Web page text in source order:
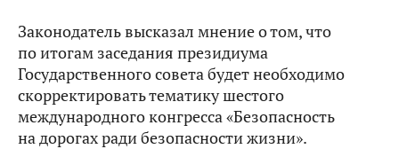
Законодатель высказал мнение о том, что
по итогам заседания президиума
Государственного совета будет необходимо
скорректировать тематику шестого
международного конгресса «Безопасность
на дорогах ради безопасности жизни».